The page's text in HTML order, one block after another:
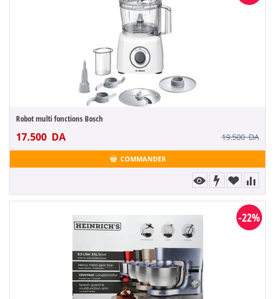
Robot multi fonctions Bosch
17.500 DA 19.500DA
COMMANDER
-22%